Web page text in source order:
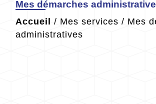
Mes démarches
Accueil / Mes services / Mes
administratives